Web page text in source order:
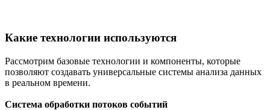
Какие технологии используются
Рассмотрим базовые технологии и компоненты, которые
позволяют создавать универсальные системы анализа данных
в реальном времени.
Система обработки потоков событий